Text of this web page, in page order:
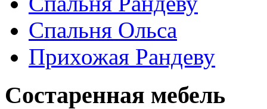
Спальня Ольса
Прихожая Рандеву
Состаренная мебель